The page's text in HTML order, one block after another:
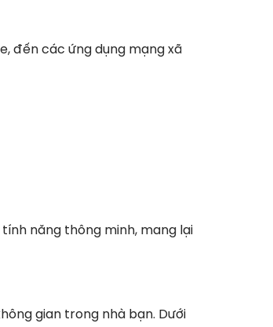
đến các ứng dụng mạng xã
năng thông minh, mang lại
gian trong nhà bạn. Dưới